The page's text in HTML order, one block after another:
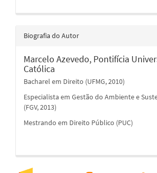
Biografia do Autor
Marcelo Azevedo, Pontifícia
Católica
Bacharel em Direito (UFMG, 2010)
Especialista em Gestão do Ambiente e
(FGV, 2013)
Mestrando em Direito Público (PUC)